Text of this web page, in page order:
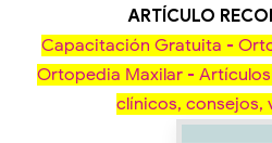
ARTÍCULO
Capacitación Gratuita -
Ortopedia Maxilar -
clínicos, consejos,